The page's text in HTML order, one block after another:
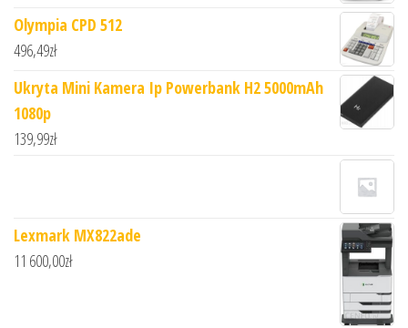
Olympia CPD 512
496,49zł
Ukryta Mini Kamera Ip Powerbank H2 5000mAh
1080p
139,99zł
Lexmark MX822ade
11 600,00zł